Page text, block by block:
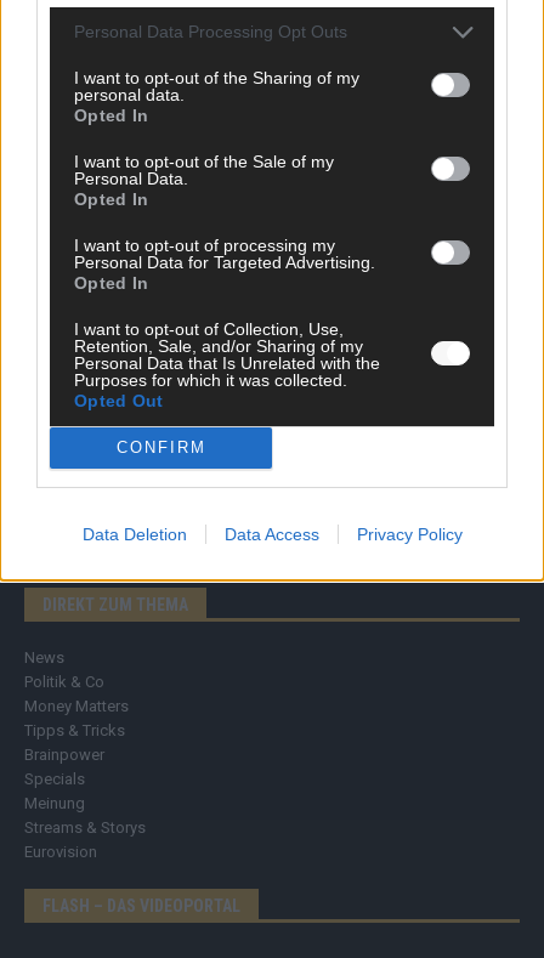
Personal Data Processing Opt Outs
I want to opt-out of the Sharing of my
personal data.
Opted In
I want to opt-out of the Sale of my
Personal Data.
Opted In
I want to opt-out of processing my
Personal Data for Targeted Advertising.
Opted In
I want to opt-out of Collection, Use,
Retention, Sale, and/or Sharing of my
Personal Data that Is Unrelated with the
Purposes for which it was collected.
Opted Out
CONFIRM
Data Deletion Data Access Privacy Policy
CHECK UNS AUF FACEBOOK
DIREKT ZUM THEMA
News
Politik & Co
Money Matters
Tipps & Tricks
Brainpower
Specials
Meinung
Streams & Storys
Eurovision
FLASH – DAS VIDEOPORTAL